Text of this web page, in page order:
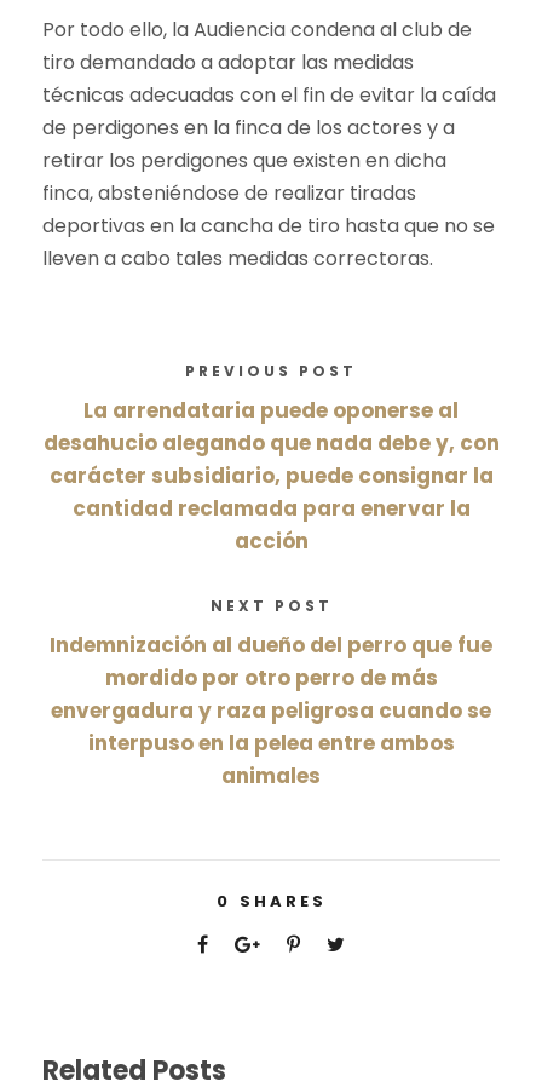
Por todo ello, la Audiencia condena al club de
tiro demandado a adoptar las medidas
técnicas adecuadas con el fin de evitar la caída
de perdigones en la finca de los actores y a
retirar los perdigones que existen en dicha
finca, absteniéndose de realizar tiradas
deportivas en la cancha de tiro hasta que no se
lleven a cabo tales medidas correctoras.
PREVIOUS POST
La arrendataria puede oponerse al
desahucio alegando que nada debe y, con
carácter subsidiario, puede consignar la
cantidad reclamada para enervar la
acción
NEXT POST
Indemnización al dueño del perro que fue
mordido por otro perro de más
envergadura y raza peligrosa cuando se
interpuso en la pelea entre ambos
animales
0 SHARES
Related Posts